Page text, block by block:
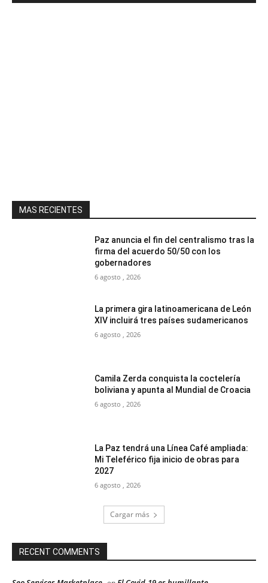
MAS RECIENTES
Paz anuncia el fin del centralismo tras la
firma del acuerdo 50/50 con los
gobernadores
6 agosto , 2026
La primera gira latinoamericana de León
XIV incluirá tres países sudamericanos
6 agosto , 2026
Camila Zerda conquista la coctelería
boliviana y apunta al Mundial de Croacia
6 agosto , 2026
La Paz tendrá una Línea Café ampliada:
Mi Teleférico fija inicio de obras para
2027
6 agosto , 2026
Cargar más
RECENT COMMENTS